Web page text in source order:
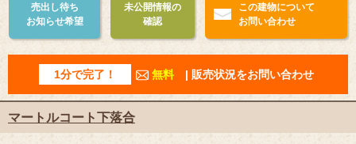
売出し待ち
お知らせ希望
未公開情報の
確認
この建物について
お問い合わせ
1分で完了！ 無料 | 販売状況をお問い合わせ
マートルコート下落合